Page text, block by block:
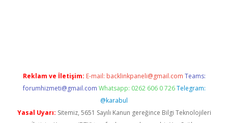
Reklam ve İletişim: E-mail: backlinkpaneli@gmail.com Teams:
forumhizmeti@gmail.com Whatsapp: 0262 606 0 726 Telegram:
@karabul
Yasal Uyarı: Sitemiz, 5651 Sayılı Kanun gereğince Bilgi Teknolojileri